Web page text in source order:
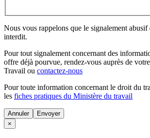
Nous vous rappelons que le signalement abusif
interdit.
Pour tout signalement concernant des
offre déjà pourvue, rendez-vous auprès de
Travail ou contactez-nous
Pour toute information concernant le droit du
les fiches pratiques du Ministère du travail
Annuler
×